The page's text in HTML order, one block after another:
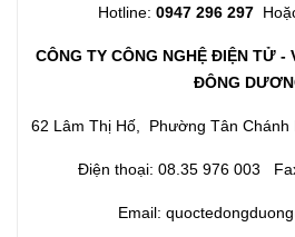
Hotline: 0947 296 297
CÔNG TY CÔNG NGHỆ ĐIỆN TỬ -
ĐÔNG
62 Lâm Thị Hố, Phường Tân Chánh
Điện thoại: 08.35 976 003
Email: